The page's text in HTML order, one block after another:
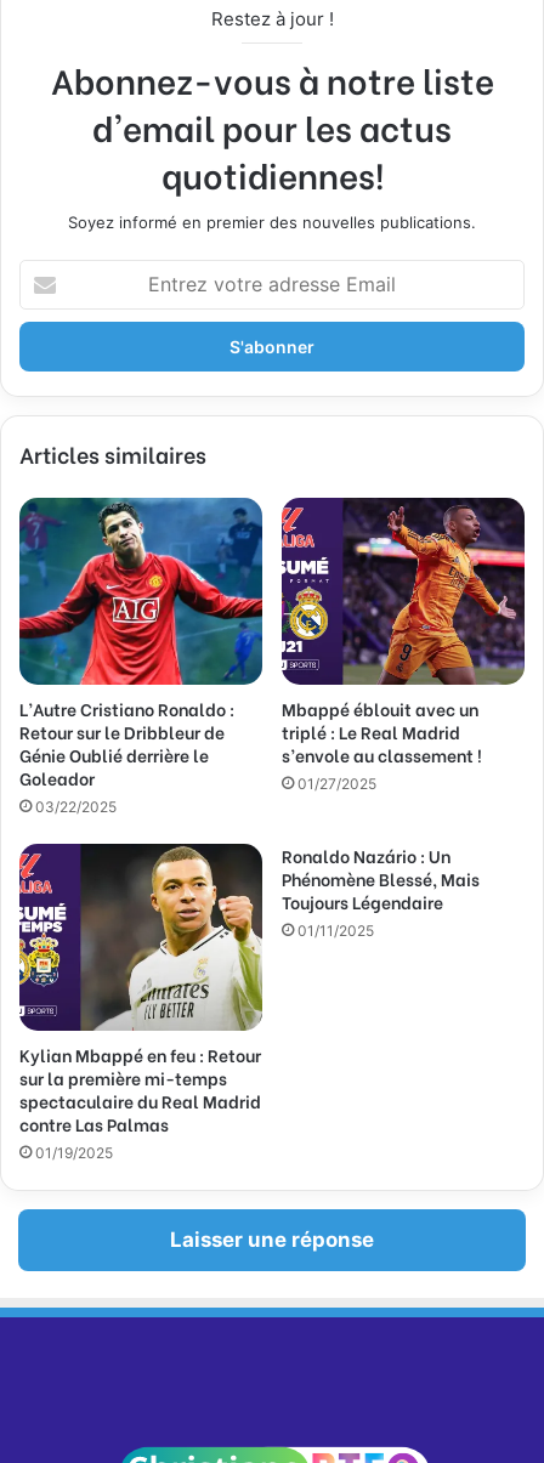
Restez à jour !
Abonnez-vous à notre liste
d'email pour les actus
quotidiennes!
Soyez informé en premier des nouvelles publications.
t
e
z
o
r
e
a
d
e
s
s
e
E
m
a
i
Articles similaires
L’Autre Cristiano Ronaldo :
Retour sur le Dribbleur de
Génie Oublié derrière le
Goleador
03/22/2025
Mbappé éblouit avec un
triplé : Le Real Madrid
s’envole au classement !
01/27/2025
Kylian Mbappé en feu : Retour
sur la première mi-temps
spectaculaire du Real Madrid
contre Las Palmas
01/19/2025
Ronaldo Nazário : Un
Phénomène Blessé, Mais
Toujours Légendaire
01/11/2025
Laisser une réponse